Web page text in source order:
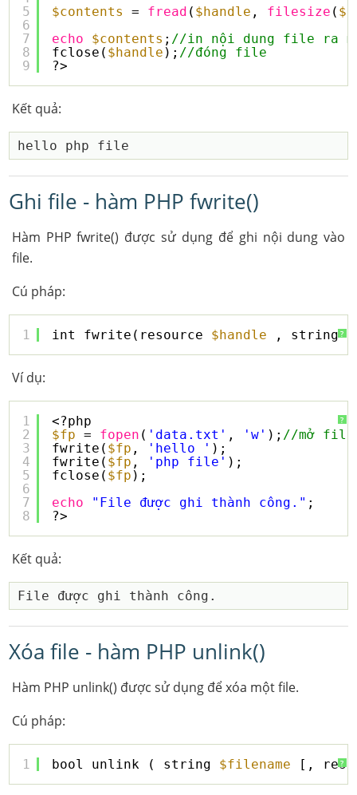
5
6
7
8
9
$contents = fread ( $handle , filesize (
echo
$contents ; //in nội dung file ra
fclose( $handle ); //đóng file
?>
Kết quả:
Ghi file - hàm PHP fwrite()
Hàm PHP fwrite() được sử dụng để ghi nội dung vào
file.
Cú pháp:
?
1 int fwrite(resource $handle , string
Ví dụ:
?
1
2
3
4
5
6
7
8
<?php
$fp
= fopen ( 'data.txt' , 'w' ); //mở file
fwrite( $fp , 'hello ' );
fwrite( $fp , 'php file' );
fclose( $fp );
echo
"File được ghi thành công." ;
?>
Kết quả:
Xóa file - hàm PHP unlink()
Hàm PHP unlink() được sử dụng để xóa một file.
Cú pháp:
?
1 bool unlink ( string $filename [,